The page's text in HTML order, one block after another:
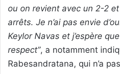
ou on revient avec un 2-2
arrêts. Je n’ai pas envie
Keylor Navas et j’espère
respect”, a notamment
Rabesandratana, qui n’a